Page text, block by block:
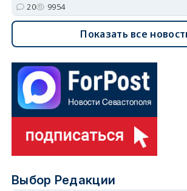
20 9954
Показать все
Выбор Редакции